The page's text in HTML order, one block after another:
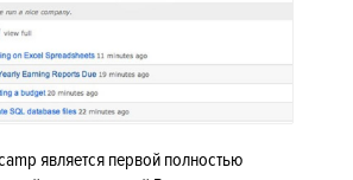
является первой полностью